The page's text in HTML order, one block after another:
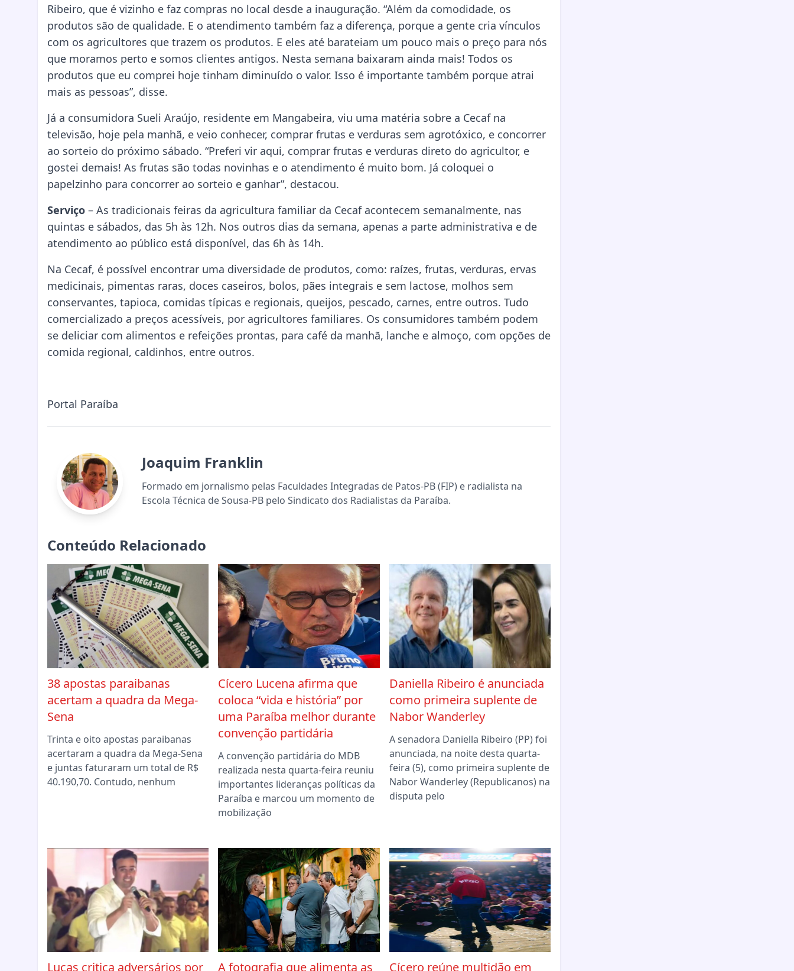
Ribeiro, que é vizinho e faz compras no local desde a inauguração. “Além da comodidade, os
produtos são de qualidade. E o atendimento também faz a diferença, porque a gente cria vínculos
com os agricultores que trazem os produtos. E eles até barateiam um pouco mais o preço para nós
que moramos perto e somos clientes antigos. Nesta semana baixaram ainda mais! Todos os
produtos que eu comprei hoje tinham diminuído o valor. Isso é importante também porque atrai
mais as pessoas”, disse.
Já a consumidora Sueli Araújo, residente em Mangabeira, viu uma matéria sobre a Cecaf na
televisão, hoje pela manhã, e veio conhecer, comprar frutas e verduras sem agrotóxico, e concorrer
ao sorteio do próximo sábado. “Preferi vir aqui, comprar frutas e verduras direto do agricultor, e
gostei demais! As frutas são todas novinhas e o atendimento é muito bom. Já coloquei o
papelzinho para concorrer ao sorteio e ganhar”, destacou.
Serviço – As tradicionais feiras da agricultura familiar da Cecaf acontecem semanalmente, nas
quintas e sábados, das 5h às 12h. Nos outros dias da semana, apenas a parte administrativa e de
atendimento ao público está disponível, das 6h às 14h.
Na Cecaf, é possível encontrar uma diversidade de produtos, como: raízes, frutas, verduras, ervas
medicinais, pimentas raras, doces caseiros, bolos, pães integrais e sem lactose, molhos sem
conservantes, tapioca, comidas típicas e regionais, queijos, pescado, carnes, entre outros. Tudo
comercializado a preços acessíveis, por agricultores familiares. Os consumidores também podem
se deliciar com alimentos e refeições prontas, para café da manhã, lanche e almoço, com opções de
comida regional, caldinhos, entre outros.
Portal Paraíba
Joaquim Franklin
Formado em jornalismo pelas Faculdades Integradas de Patos-PB (FIP) e radialista na
Escola Técnica de Sousa-PB pelo Sindicato dos Radialistas da Paraíba.
Conteúdo Relacionado
38 apostas paraibanas
acertam a quadra da Mega-
Sena
Trinta e oito apostas paraibanas
acertaram a quadra da Mega-Sena
e juntas faturaram um total de R$
40.190,70. Contudo, nenhum
Cícero Lucena afirma que
coloca “vida e história” por
uma Paraíba melhor durante
convenção partidária
A convenção partidária do MDB
realizada nesta quarta-feira reuniu
importantes lideranças políticas da
Paraíba e marcou um momento de
mobilização
Daniella Ribeiro é anunciada
como primeira suplente de
Nabor Wanderley
A senadora Daniella Ribeiro (PP) foi
anunciada, na noite desta quarta-
feira (5), como primeira suplente de
Nabor Wanderley (Republicanos) na
disputa pelo
Lucas critica adversários por A fotografia que alimenta as Cícero reúne multidão em